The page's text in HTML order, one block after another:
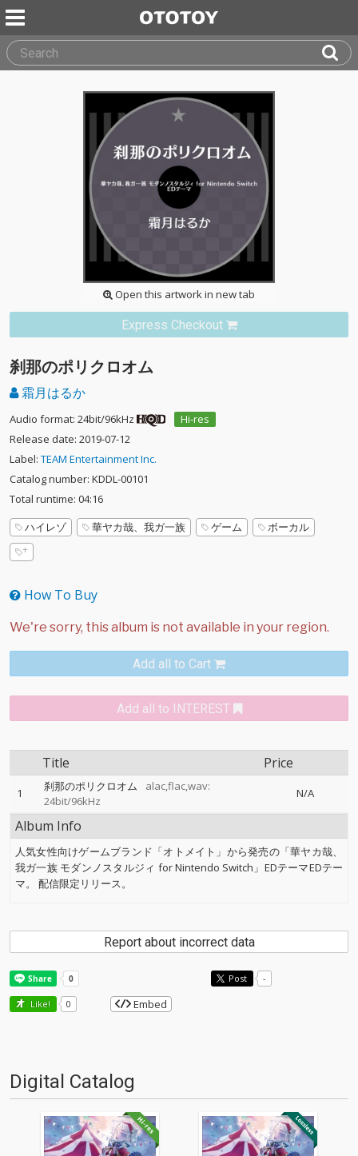
Open this artwork in new tab
Express Checkout
刹那のポリクロオム
霜月はるか
Audio format: 24bit/96kHz
Hi-res
Release date: 2019-07-12
Label: TEAM Entertainment Inc.
Catalog number: KDDL-00101
Total runtime: 04:16
ハイレゾ
華ヤカ哉、我ガ一族 ゲーム ボーカル
How To Buy
Add all to Cart
Add all to INTEREST
Title Price
1 刹那のポリクロオム
alac,flac,wav:
24bit/96kHz
N/A
Album Info
人気女性向けゲームブランド「オトメイト」から発売の「華ヤカ哉、
我ガ一族 モダンノスタルジィ for Nintendo Switch」EDテーマEDテー
マ。 配信限定リリース。
Report about incorrect data
Post -
Like! 0 Embed
Digital Catalog